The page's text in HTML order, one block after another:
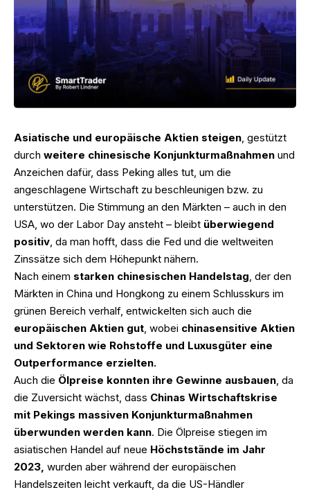
Asiatische und europäische Aktien steigen, gestützt
durch weitere chinesische Konjunkturmaßnahmen und
Anzeichen dafür, dass Peking alles tut, um die
angeschlagene Wirtschaft zu beschleunigen bzw. zu
unterstützen. Die Stimmung an den Märkten – auch in den
USA, wo der Labor Day ansteht – bleibt überwiegend
positiv, da man hofft, dass die Fed und die weltweiten
Zinssätze sich dem Höhepunkt nähern.
Nach einem starken chinesischen Handelstag, der den
Märkten in China und Hongkong zu einem Schlusskurs im
grünen Bereich verhalf, entwickelten sich auch die
europäischen Aktien gut, wobei chinasensitive Aktien
und Sektoren wie Rohstoffe und Luxusgüter eine
Outperformance erzielten.
Auch die Ölpreise konnten ihre Gewinne ausbauen, da
die Zuversicht wächst, dass Chinas Wirtschaftskrise
mit Pekings massiven Konjunkturmaßnahmen
überwunden werden kann. Die Ölpreise stiegen im
asiatischen Handel auf neue Höchststände im Jahr
2023, wurden aber während der europäischen
Handelszeiten leicht verkauft, da die US-Händler